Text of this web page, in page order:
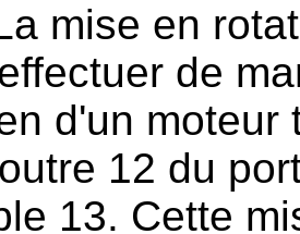
mise en
de
d'un moteur
12 du
13. Cette